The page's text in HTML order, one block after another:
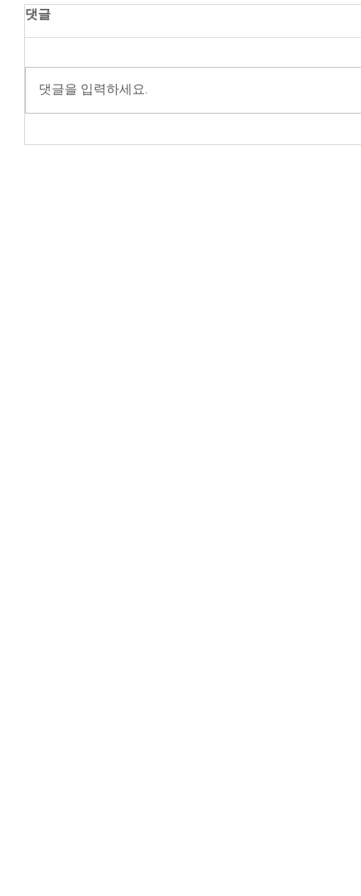
댓글
댓글을 입력하세요.